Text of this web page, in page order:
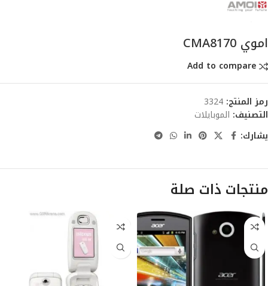
اموي CMA8170
Add to compare
رمز المنتج: 3324
التصنيف: الموبايلات
يشارك:
منتجات ذات صلة